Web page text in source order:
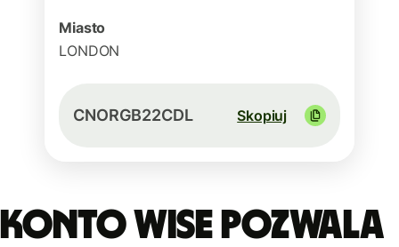
Miasto
LONDON
CNORGB22CDL Skopiuj
Konto Wise pozwala